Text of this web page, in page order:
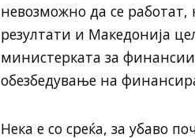
невозможно да се работат,
резултати и Македонија
министерката за
обезбедување на
Нека е со среќа, за убаво